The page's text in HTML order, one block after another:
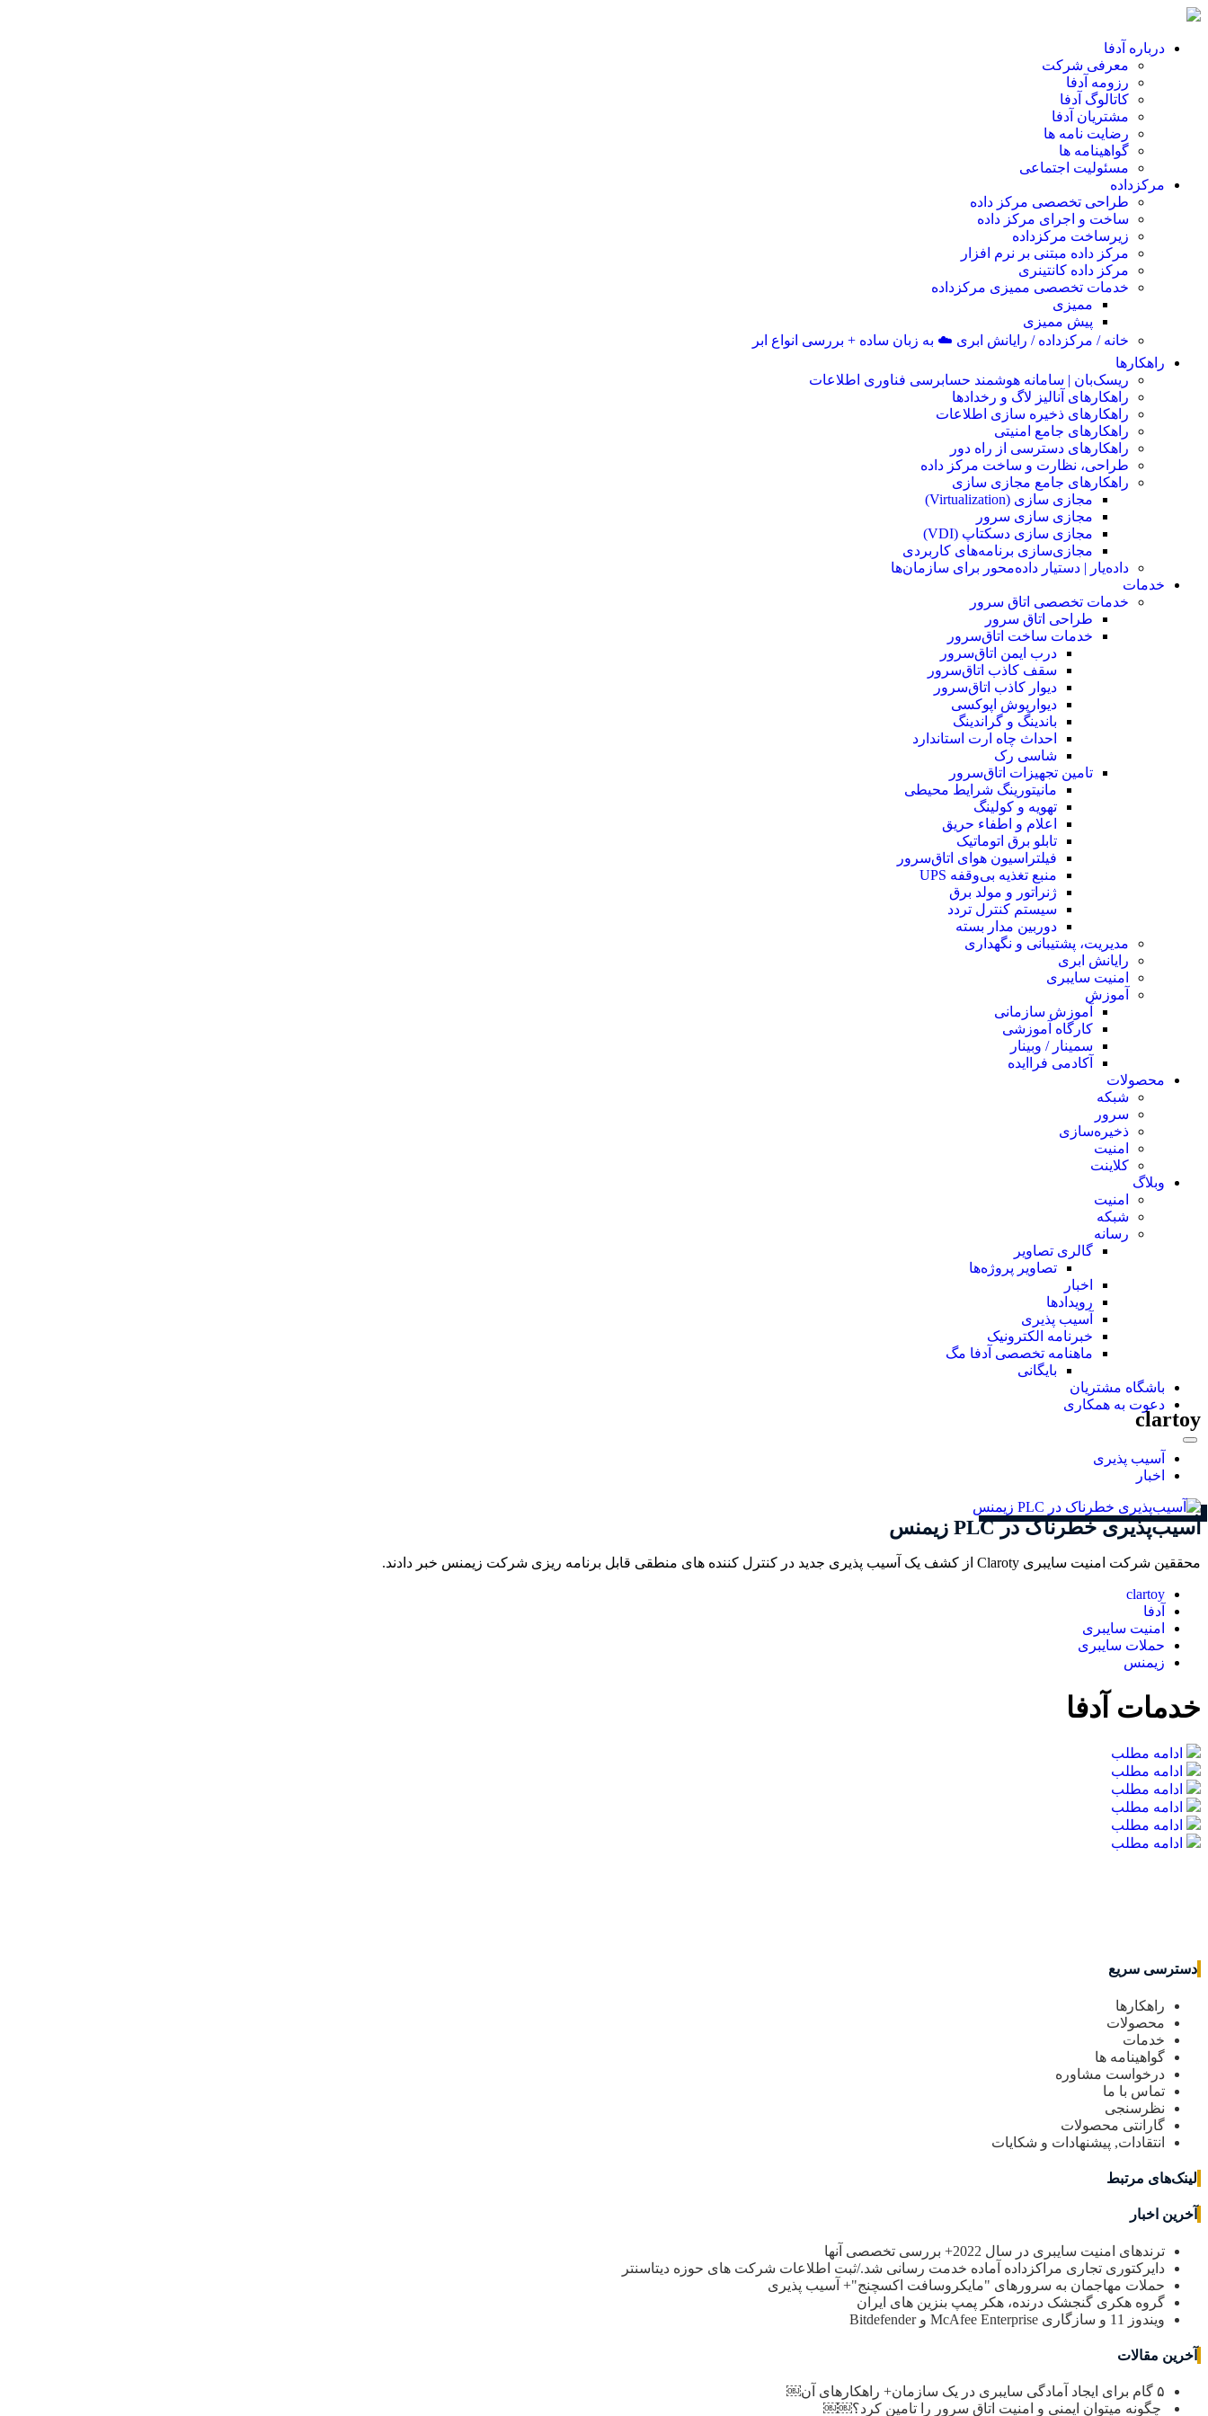
درباره آدفا
معرفی شرکت
رزومه آدفا
کاتالوگ آدفا
مشتریان آدفا
رضایت نامه ها
گواهینامه ها
مسئولیت اجتماعی
مرکزداده
طراحی تخصصی مرکز داده
ساخت و اجرای مرکز داده
زیرساخت مرکزداده
مرکز داده مبتنی بر نرم افزار
مرکز داده کانتینری
خدمات تخصصی ممیزی مرکزداده
ممیزی
پیش ممیزی
خانه / مرکزداده / رایانش ابری ☁️ به زبان ساده + بررسی انواع ابر
راهکارها
ریسک‌بان | سامانه هوشمند حسابرسی فناوری اطلاعات
راهکارهای آنالیز لاگ و رخدادها
راهکارهای ذخیره سازی اطلاعات
راهکارهای جامع امنیتی
راهکارهای دسترسی از راه دور
طراحی، نظارت و ساخت مرکز داده
راهکارهای جامع مجازی سازی
مجازی سازی (Virtualization)
مجازی‌ سازی سرور
مجازی‌ سازی دسکتاپ (VDI)
مجازی‌سازی برنامه‌های کاربردی
داده‌یار | دستیار داده‌محور برای سازمان‌ها
خدمات
خدمات تخصصی اتاق سرور
طراحی اتاق‌ سرور
خدمات ساخت اتاق‌سرور
درب ایمن اتاق‌سرور
سقف کاذب اتاق‌سرور
دیوار کاذب اتاق‌سرور
دیوار‌پوش اپوکسی
باندینگ و گراندینگ
احداث چاه ارت استاندارد
شاسی رک
تامین تجهیزات اتاق‌سرور
مانیتورینگ شرایط محیطی
تهویه و کولینگ
اعلام و اطفاء حریق
تابلو برق اتوماتیک
فیلتراسیون هوای اتاق‌سرور
منبع تغذیه بی‌وقفه ‌UPS
ژنراتور و مولد برق
سیستم کنترل تردد
دوربین مدار بسته
مدیریت، پشتیبانی و نگهداری
رایانش ابری
امنیت سایبری
آموزش
آموزش سازمانی
کارگاه آموزشی
سمینار / وبینار
آکادمی فراایده
محصولات
شبکه
سرور
ذخیره‌سازی
امنیت
کلاینت
وبلاگ
امنیت
شبکه
رسانه
گالری تصاویر
تصاویر پروژه‌ها
اخبار
رویدادها
آسیب پذیری
خبرنامه الکترونیک
ماهنامه تخصصی آدفا مگ
بایگانی
باشگاه مشتریان
دعوت به همکاری
clartoy
آسیب پذیری
اخبار
آسیب‌پذیری خطرناک در PLC زیمنس
محققین شرکت امنیت سایبری Claroty از کشف یک آسیب پذیری جدید در کنترل کننده های منطقی قابل برنامه ریزی شرکت زیمنس خبر دادند.
clartoy
آدفا
امنیت سایبری
حملات سایبری
زیمنس
خدمات آدفا
ادامه مطلب
ادامه مطلب
ادامه مطلب
ادامه مطلب
ادامه مطلب
ادامه مطلب
دسترسی سریع
راهکارها
محصولات
خدمات
گواهینامه ها
درخواست مشاوره
تماس با ما
نظرسنجی
گارانتی محصولات
انتقادات, پیشنهادات و شکایات
لینک‌های مرتبط
آخرین اخبار
ترندهای امنیت سایبری در سال 2022+ بررسی تخصصی آنها
دایرکتوری تجاری مراکزداده آماده خدمت رسانی شد./ثبت اطلاعات شرکت های حوزه دیتاسنتر
حملات مهاجمان به سرورهای "مایکروسافت اکسچنج"+ آسیب پذیری
گروه هکری گنجشک درنده، هکر پمپ بنزین های ایران
ویندوز 11 و سازگاری McAfee Enterprise و Bitdefender
آخرین مقالات
۵ گام برای ایجاد آمادگی سایبری در یک سازمان+ راهکارهای آن￼
چگونه میتوان ایمنی و امنیت اتاق سرور را تامین کرد؟￼￼